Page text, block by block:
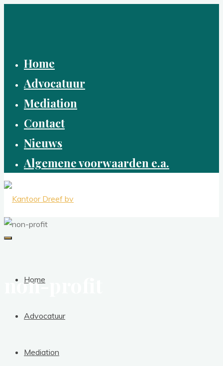
Home
Advocatuur
Mediation
Contact
Nieuws
Algemene voorwaarden e.a.
Home
Advocatuur
Mediation
non-profit